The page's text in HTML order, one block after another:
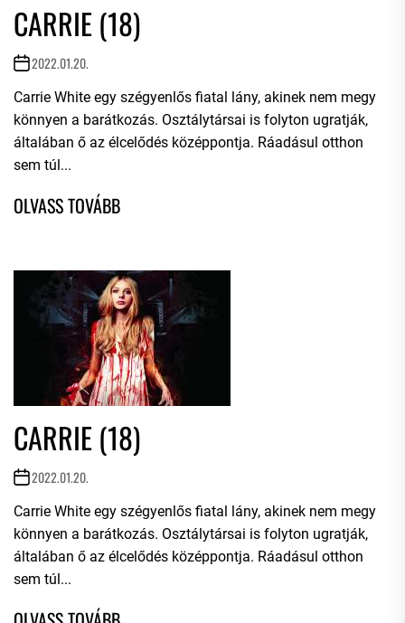
CARRIE (18)
2022.01.20.
Carrie White egy szégyenlős fiatal lány, akinek nem megy
könnyen a barátkozás. Osztálytársai is folyton ugratják,
általában ő az élcelődés középpontja. Ráadásul otthon
sem túl...
CARRIE (18)
2022.01.20.
Carrie White egy szégyenlős fiatal lány, akinek nem megy
könnyen a barátkozás. Osztálytársai is folyton ugratják,
általában ő az élcelődés középpontja. Ráadásul otthon
sem túl...